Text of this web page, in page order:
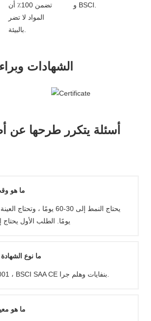
تضمن 100٪ أن
المواد لا تضر
و BSCI.
الشهادات
أسئلة يتكرر طرحها عن
ما هو
يومًا. الطلب الأول يحتاج إلى 60
ما نوع
ما هو